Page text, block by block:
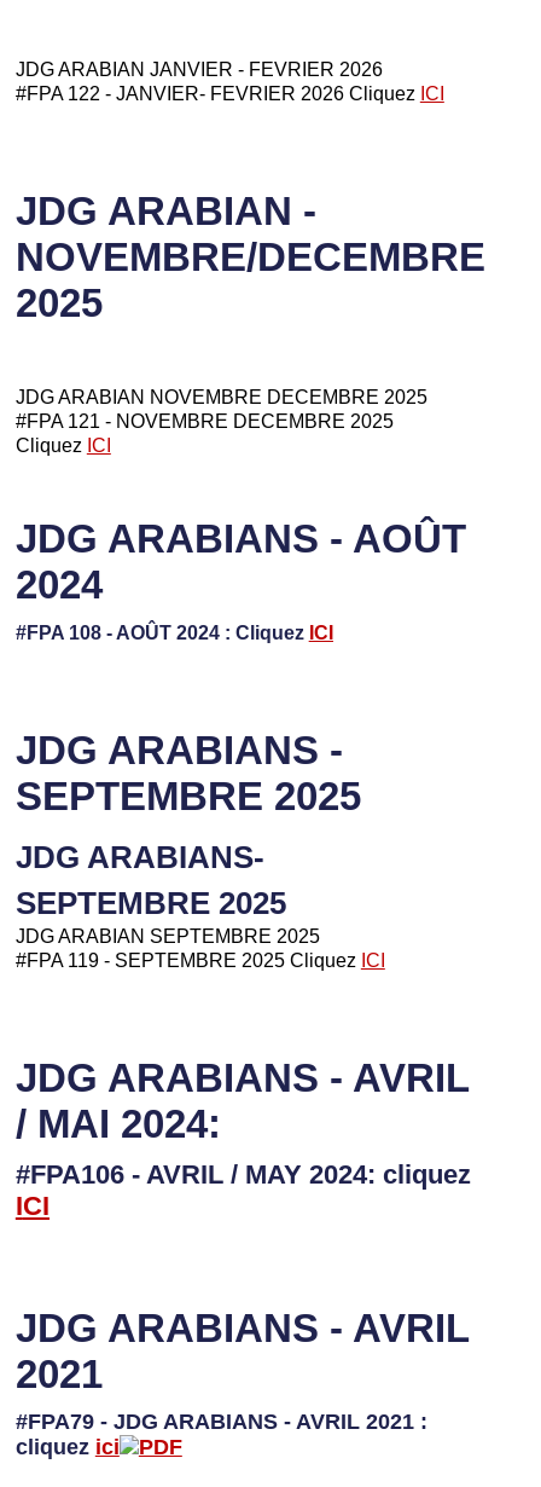
JDG ARABIAN JANVIER - FEVRIER 2026
#FPA 122 - JANVIER- FEVRIER 2026 Cliquez ICI
JDG ARABIAN -
NOVEMBRE/DECEMBRE
2025
JDG ARABIAN NOVEMBRE DECEMBRE 2025
#FPA 121 - NOVEMBRE DECEMBRE 2025
Cliquez ICI
JDG ARABIANS - AOÛT
2024
#FPA 108 - AOÛT 2024 : Cliquez ICI
JDG ARABIANS -
SEPTEMBRE 2025
JDG ARABIANS-
SEPTEMBRE 2025
JDG ARABIAN SEPTEMBRE 2025
#FPA 119 - SEPTEMBRE 2025 Cliquez ICI
JDG ARABIANS - AVRIL
/ MAI 2024:
#FPA106 - AVRIL / MAY 2024: cliquez
ICI
JDG ARABIANS - AVRIL
2021
#FPA79 - JDG ARABIANS - AVRIL 2021 :
cliquez ici